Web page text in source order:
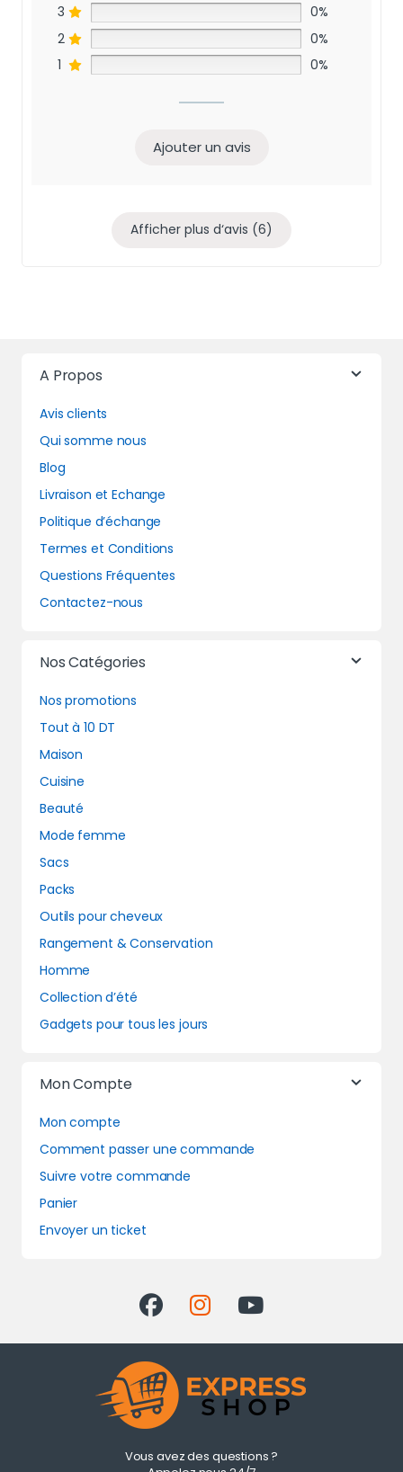
3
0%
2
0%
1
0%
Ajouter un avis
Afficher plus d‘avis (6)
A Propos
Avis clients
Qui somme nous
Blog
Livraison et Echange
Politique d’échange
Termes et Conditions
Questions Fréquentes
Contactez-nous
Nos Catégories
Nos promotions
Tout à 10 DT
Maison
Cuisine
Beauté
Mode femme
Sacs
Packs
Outils pour cheveux
Rangement & Conservation
Homme
Collection d’été
Gadgets pour tous les jours
Mon Compte
Mon compte
Comment passer une commande
Suivre votre commande
Panier
Envoyer un ticket
Vous avez des questions ?